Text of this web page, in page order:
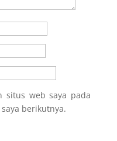
situs web saya pada
berikutnya.